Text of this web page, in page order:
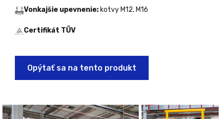
Vonkajšie upevnenie: kotvy M12, M16
Certifikát TÜV
Opýtať sa na tento produkt